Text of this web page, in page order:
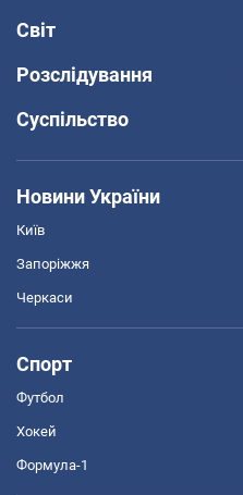
Світ
Розслідування
Суспільство
Новини України
Київ
Запоріжжя
Черкаси
Спорт
Футбол
Хокей
Формула-1